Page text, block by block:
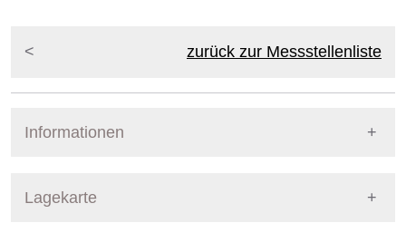
zurück zur Messstellenliste
Informationen
Lagekarte